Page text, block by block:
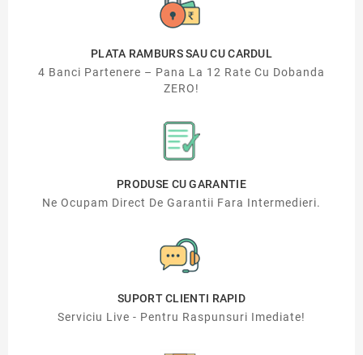
PLATA RAMBURS SAU CU CARDUL
4 Banci Partenere – Pana La 12 Rate Cu Dobanda
ZERO!
PRODUSE CU GARANTIE
Ne Ocupam Direct De Garantii Fara Intermedieri.
SUPORT CLIENTI RAPID
Serviciu Live - Pentru Raspunsuri Imediate!